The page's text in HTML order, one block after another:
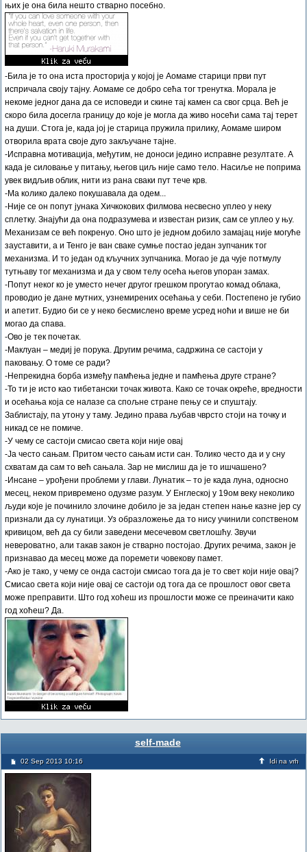
њих је она била нешто стварно посебно.
-Била је то она иста просторија у којој је Аомаме старици први пут
испричала своју тајну. Аомаме се добро сећа тог тренутка. Морала је
некоме једног дана да се исповеди и скине тај камен са свог срца. Већ је
скоро била досегла границу до које је могла да живо носећи сама тај терет
на души. Стога је, када јој је старица пружила прилику, Аомаме широм
отворила врата своје дуго закључане тајне.
-Исправна мотивација, међутим, не доноси једино исправне резултате. А
када је силовање у питању, његов циљ није само тело. Насиље не поприма
увек видљив облик, нити из рана сваки пут тече крв.
-Ма колико далеко покушавала да одем...
-Није се он попут јунака Хичкокових филмова несвесно уплео у неку
сплетку. Знајући да она подразумева и известан ризик, сам се уплео у њу.
Механизам се већ покренуо. Оно што је једном добило замајац није могуће
зауставити, а и Тенго је ван сваке сумње постао један зупчаник тог
механизма. И то један од кључних зупчаника. Могао је да чује потмулу
тутњаву тог механизма и да у свом телу осећа његов упоран замах.
-Попут неког ко је уместо нечег другог грешком прогутао комад облака,
проводио је дане мутних, узнемирених осећања у себи. Постепено је губио
и апетит. Будио би се у неко бесмислено време усред ноћи и више не би
могао да спава.
-Ово је тек почетак.
-Маклуан – медиј је порука. Другим речима, садржина се састоји у
паковању. О томе се ради?
-Непрекидна борба између памћења једне и памћења друге стране?
-То ти је исто као тибетански точак живота. Како се точак окреће, вредности
и осећања која се налазе са спољне стране пењу се и спуштају.
Заблистају, па утону у таму. Једино права љубав чврсто стоји на точку и
никад се не помиче.
-У чему се састоји смисао света који није овај
-Ја често сањам. Притом често сањам исти сан. Толико често да и у сну
схватам да сам то већ сањала. Зар не мислиш да је то ишчашено?
-Инсане – урођени проблеми у глави. Лунатик – то је када луна, односно
месец, неком привремено одузме разум. У Енглеској у 19ом веку неколико
људи које је починило злочине добило је за један степен нање казне јер су
признали да су лунатици. Уз образложење да то нису учинили сопственом
кривицом, већ да су били заведени месечевом светлошћу. Звучи
невероватно, али такав закон је стварно постојао. Других речима, закон је
признавао да месец може да поремети човекову памет.
-Ако је тако, у чему се онда састоји смисао тога да је то свет који није овај?
Смисао света који није овај се састоји од тога да се прошлост овог света
може преправити. Што год хоћеш из прошлости може се преиначити како
год хоћеш? Да.
self-made
02 Sep 2013 10:16 Idi na vrh